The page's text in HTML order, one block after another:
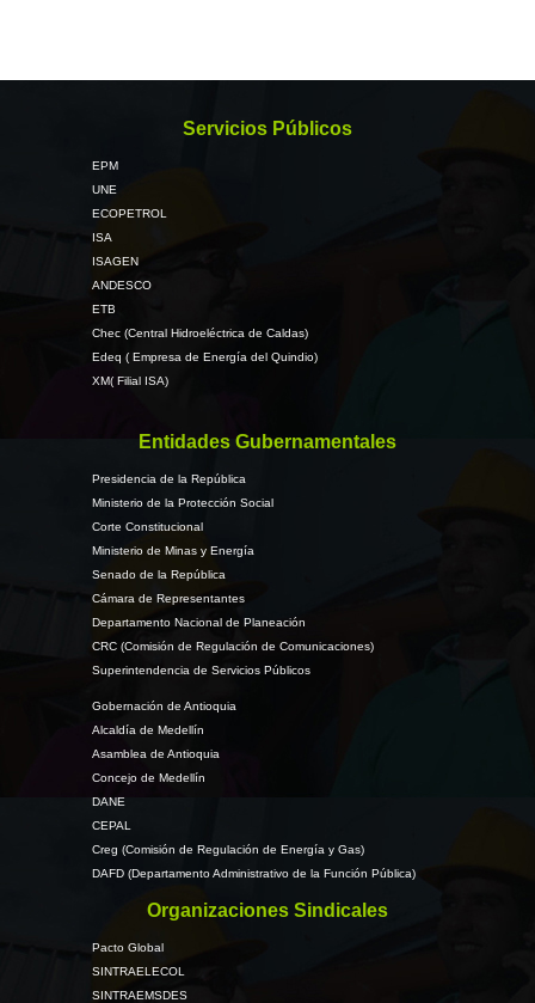
Servicios Públicos
EPM
UNE
ECOPETROL
ISA
ISAGEN
ANDESCO
ETB
Chec (Central Hidroeléctrica de Caldas)
Edeq ( Empresa de Energía del Quindio)
XM( Filial ISA)
Entidades Gubernamentales
Presidencia de la República
Ministerio de la Protección Social
Corte Constitucional
Ministerio de Minas y Energía
Senado de la República
Cámara de Representantes
Departamento Nacional de Planeación
CRC (Comisión de Regulación de Comunicaciones)
Superintendencia de Servicios Públicos
Gobernación de Antioquia
Alcaldía de Medellín
Asamblea de Antioquia
Concejo de Medellín
DANE
CEPAL
Creg (Comisión de Regulación de Energía y Gas)
DAFD (Departamento Administrativo de la Función Pública)
Organizaciones Sindicales
Pacto Global
SINTRAELECOL
SINTRAEMSDES